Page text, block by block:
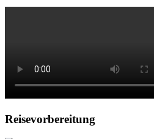
Reisevorbereitung